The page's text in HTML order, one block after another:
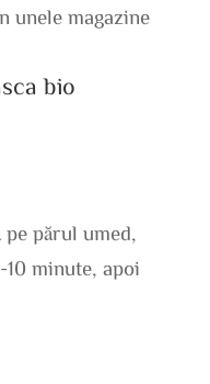
unele magazine
bio
părul umed,
10 minute, apoi